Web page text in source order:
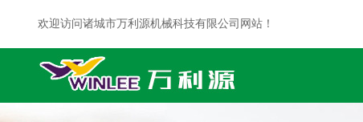
欢迎访问诸城市万利源机械科技有限公司网站！